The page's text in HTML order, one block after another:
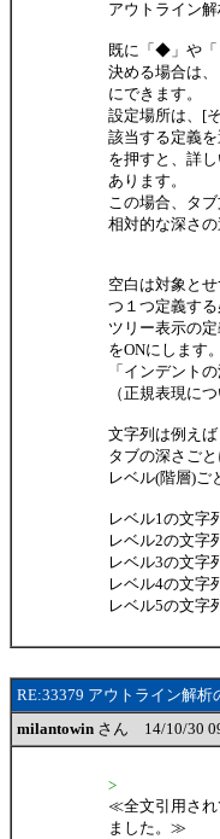
アウトライン
既に「◆」や「
決める場合は
にできます。
設定場所は、[
該当する定義
を押すと、詳
あります。
この場合、タ
相対的な深さ
空白は対象と
つ１つ定義する
ツリー表示の
をONにします。
「インデント
（正規表現に
文字列は例え
タブの深さご
レベル(階層)ご
レベル1の文字
レベル2の文字
レベル3の文字
レベル4の文字
レベル5の文字
RE:33379 アウトライン解析
milantowin さん 14/10/30
>
≪全文引用され
ました。≫